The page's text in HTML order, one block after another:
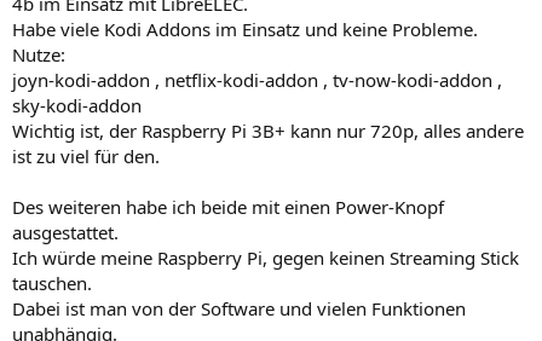
Habe viele Kodi Addons im Einsatz und keine Probleme.
Nutze:
joyn-kodi-addon , netflix-kodi-addon , tv-now-kodi-addon ,
sky-kodi-addon
Wichtig ist, der Raspberry Pi 3B+ kann nur 720p, alles andere
ist zu viel für den.
Des weiteren habe ich beide mit einen Power-Knopf
ausgestattet.
Ich würde meine Raspberry Pi, gegen keinen Streaming Stick
tauschen.
Dabei ist man von der Software und vielen Funktionen
unabhängig.